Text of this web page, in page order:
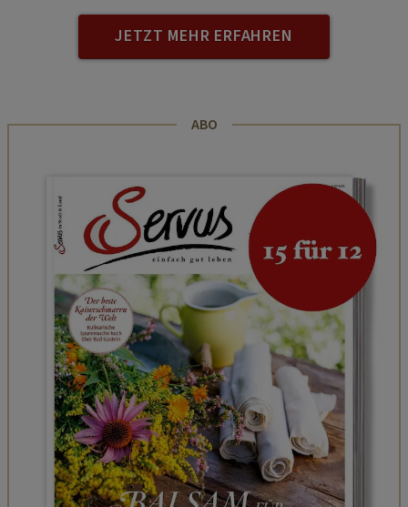
JETZT MEHR ERFAHREN
ABO